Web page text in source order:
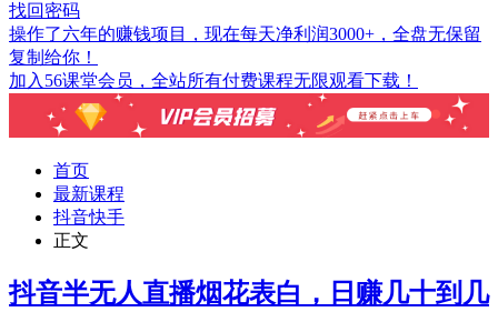
找回密码
操作了六年的赚钱项目，现在每天净利润3000+，全盘无保留
复制给你！
加入56课堂会员，全站所有付费课程无限观看下载！
首页
最新课程
抖音快手
正文
抖音半无人直播烟花表白，日赚几十到几